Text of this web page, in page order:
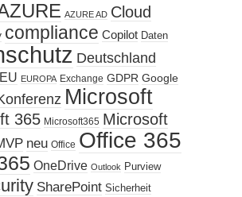
AZURE AD Cloud
compliance Copilot Daten
Deutschland
EU EUROPA Exchange GDPR Google
Microsoft
365 Microsoft365 Microsoft
neu Office Office 365
OneDrive Outlook Purview
SharePoint Sicherheit